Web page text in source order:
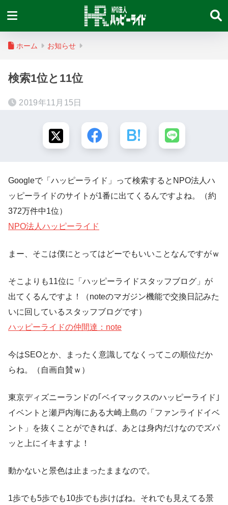
ホーム お知らせ
検索1位と11位
2019年11月15日
Googleで「ハッピーライド」って検索するとNPO法人ハ
ッピーライドのサイトが1番に出てくるんですよね。（約
372万件中1位）
NPO法人ハッピーライド
まー、そこは僕にとってはどーでもいいことなんですがｗ
そこよりも11位に「ハッピーライドスタッフブログ」が
出てくるんですよ！（noteのマガジン機能で交換日記みた
いに回しているスタッフブログです）
ハッピーライドの仲間達：note
今はSEOとか、まったく意識してなくってこの順位だか
らね。（自画自賛ｗ）
東京ディズニーランドの｢ベイマックスのハッピーライド｣
イベントと瀬戸内海にある大崎上島の「ファンライドイベ
ント」を抜くことができれば、あとは身内だけなのでズパ
ッと上にイキますよ！
動かないと景色は止まったままなので。
1歩でも5歩でも10歩でも歩けばね。それでも見えてる景